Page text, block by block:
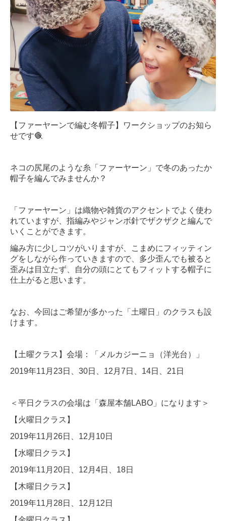
【ファーヤーンで編む冬帽子】ワークショップのお知ら
せです🧶
ネコの尻尾のような糸「ファーヤーン」で冬のあったか
帽子を編んでみませんか？
「ファーヤーン」は織物や雑貨のアクセントでよく使わ
れていますが、指編みやジャンボ針でザクザクと編んで
いくことができます。
編み方に少しコツがいりますが、こまめにフィッティン
グをしながら作っていきますので、多少歪んでも被ると
歪みは目立たず、自分の頭にとてもフィットする帽子に
仕上がると思います。
なお、今回はご希望が多かった「土曜日」のクラスも設
けます。
【土曜クラス】会場：「メルカジーニョ（洋光台）」
2019年11月23日、30日、12月7日、14日、21日
＜平日クラスの会場は「森屋本舗LABO」になります＞
【火曜日クラス】
2019年11月26日、12月10日
【水曜日クラス】
2019年11月20日、12月4日、18日
【木曜日クラス】
2019年11月28日、12月12日